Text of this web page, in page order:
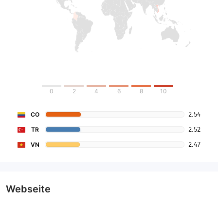
0 2 4 6 8 10
CO 2.54
TR 2.52
VN 2.47
Webseite